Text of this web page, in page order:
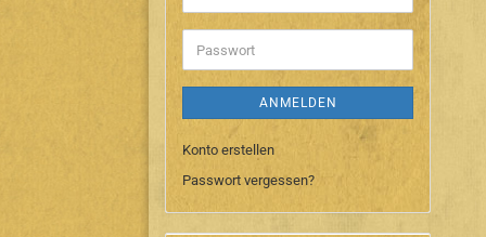
Mail-
Adresse
Passwort
ANMELDEN
Konto erstellen
Passwort vergessen?